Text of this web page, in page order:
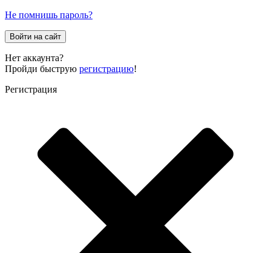
Не помнишь пароль?
Войти на сайт
Нет аккаунта?
Пройди быструю регистрацию!
Регистрация